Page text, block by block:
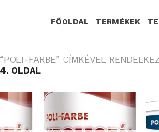
FŐOLDAL TERMÉKEK
“POLI-FARBE” CÍMKÉVEL
4. OLDAL